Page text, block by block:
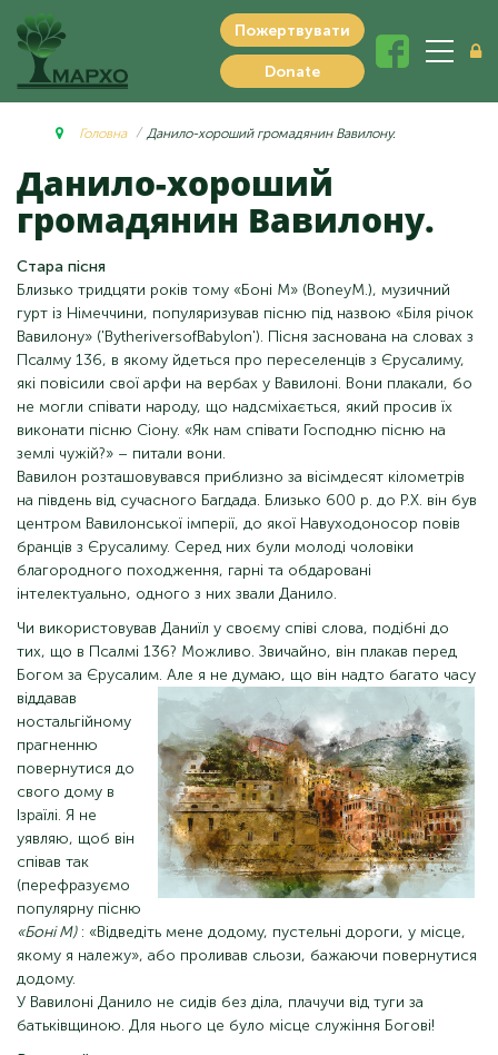
Пожертвувати
Donate
Головна Данило-хороший громадянин Вавилону.
Данило-хороший
громадянин Вавилону.
Стара пісня
Близько тридцяти років тому «Боні М» (BoneyM.), музичний
гурт із Німеччини, популяризував пісню під назвою «Біля річок
Вавилону» ('BytheriversofBabylon'). Пісня заснована на словах з
Псалму 136, в якому йдеться про переселенців з Єрусалиму,
які повісили свої арфи на вербах у Вавилоні. Вони плакали, бо
не могли співати народу, що надсміхається, який просив їх
виконати пісню Сіону. «Як нам співати Господню пісню на
землі чужій?» – питали вони.
Вавилон розташовувався приблизно за вісімдесят кілометрів
на південь від сучасного Багдада. Близько 600 р. до Р.Х. він був
центром Вавилонської імперії, до якої Навуходоносор повів
бранців з Єрусалиму. Серед них були молоді чоловіки
благородного походження, гарні та обдаровані
інтелектуально, одного з них звали Данило.
Чи використовував Даниїл у своєму співі слова, подібні до
тих, що в Псалмі 136? Можливо. Звичайно, він плакав перед
Богом за Єрусалим. Але я не думаю, що він надто багато часу
віддавав
ностальгійному
прагненню
повернутися до
свого дому в
Ізраїлі. Я не
уявляю, щоб він
співав так
(перефразуємо
популярну пісню
«Боні М): «Відведіть мене додому, пустельні дороги, у місце,
якому я належу», або проливав сльози, бажаючи повернутися
додому.
У Вавилоні Данило не сидів без діла, плачучи від туги за
батьківщиною. Для нього це було місце служіння Богові!